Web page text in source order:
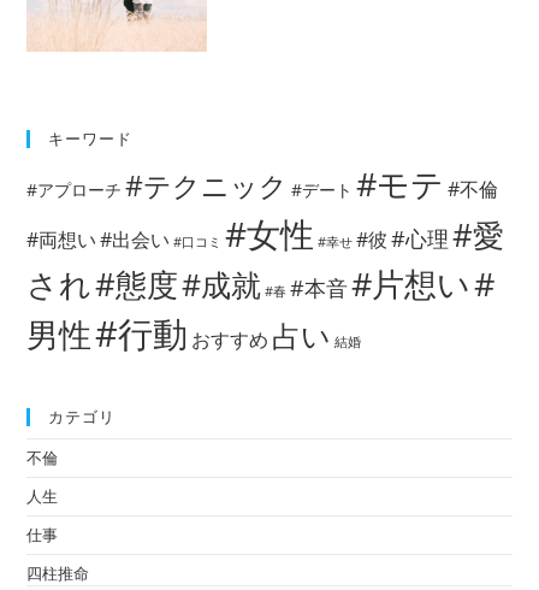
キーワード
#アプローチ #テクニック #デート #モテ #不倫
#両想い#出会い #口コミ #女性 #幸せ #彼#心理#愛
され#態度#成就 #春 #本音#片想い#
男性#行動 おすすめ 占い 結婚
カテゴリ
不倫
人生
仕事
四柱推命